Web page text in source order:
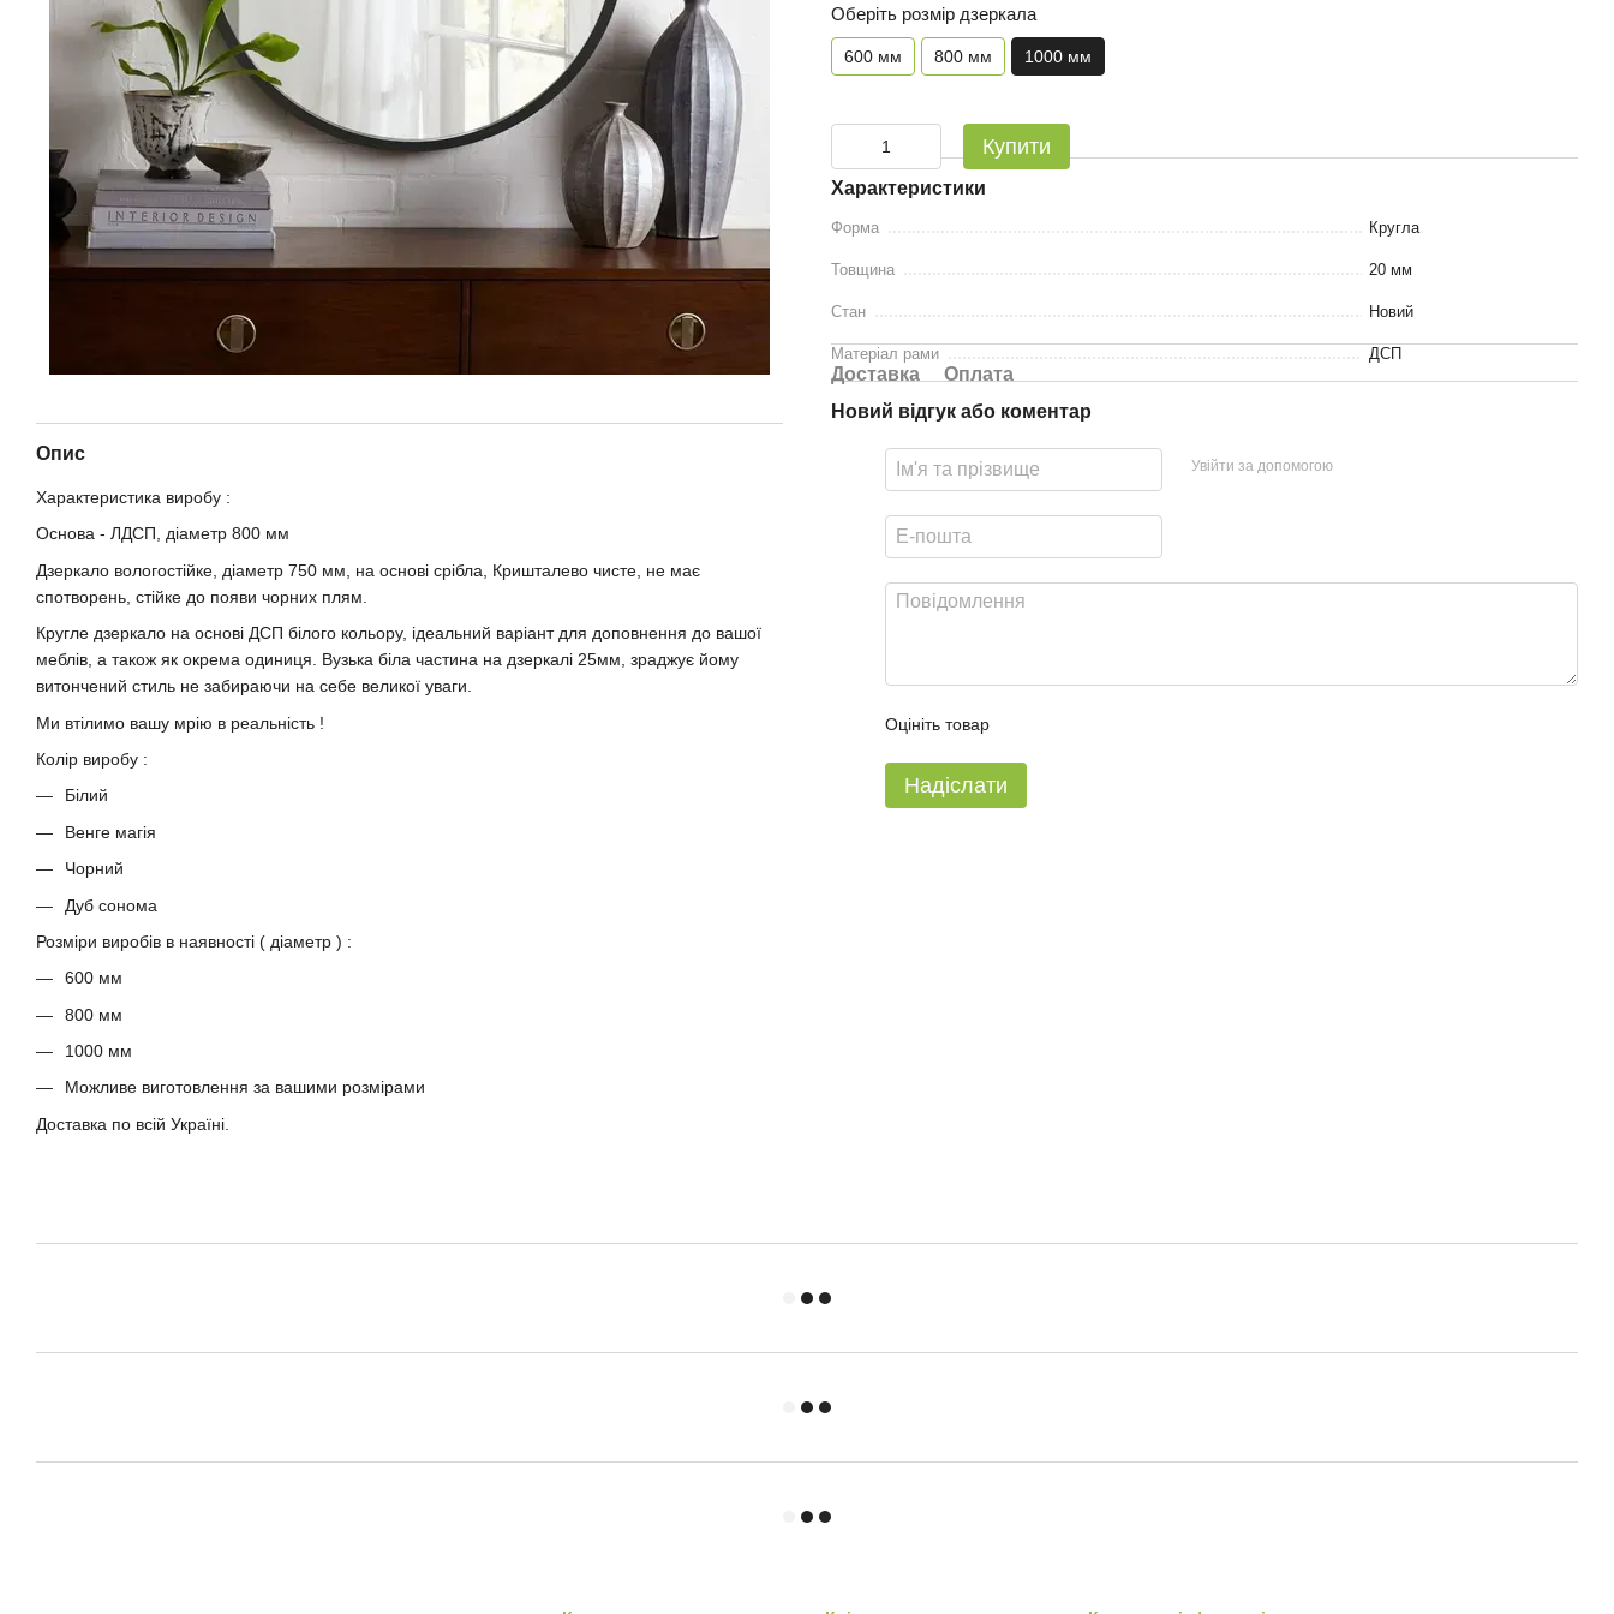
Опис
Характеристика виробу :
Основа - ЛДСП, діаметр 800 мм
Дзеркало вологостійке, діаметр 750 мм, на основі срібла, Кришталево чисте, не має
спотворень, стійке до появи чорних плям.
Кругле дзеркало на основі ДСП білого кольору, ідеальний варіант для доповнення до вашої
меблів, а також як окрема одиниця. Вузька біла частина на дзеркалі 25мм, зраджує йому
витончений стиль не забираючи на себе великої уваги.
Ми втілимо вашу мрію в реальність !
Колір виробу :
Білий
Венге магія
Чорний
Дуб сонома
Розміри виробів в наявності ( діаметр ) :
600 мм
800 мм
1000 мм
Можливе виготовлення за вашими розмірами
Доставка по всій Україні.
Оберіть розмір дзеркала
600 мм 800 мм 1000 мм
Купити
Характеристики
Форма Кругла
Товщина 20 мм
Стан Новий
Матеріал рами ДСП
Доставка
Оплата
Новий відгук або коментар
Увійти за допомогою
Оцініть товар
Надіслати